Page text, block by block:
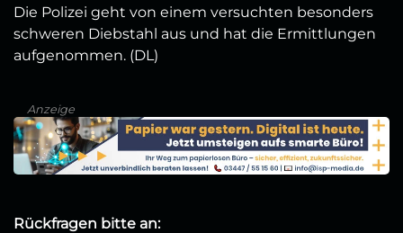
Die Polizei geht von einem versuchten besonders
schweren Diebstahl aus und hat die Ermittlungen
aufgenommen. (DL)
Anzeige
Rückfragen bitte an: